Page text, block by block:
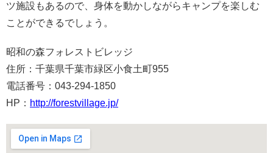
ツ施設もあるので、身体を動かしながらキャンプを楽しむ
ことができるでしょう。
昭和の森フォレストビレッジ
住所：千葉県千葉市緑区小食土町955
電話番号：043-294-1850
HP： http://forestvillage.jp/